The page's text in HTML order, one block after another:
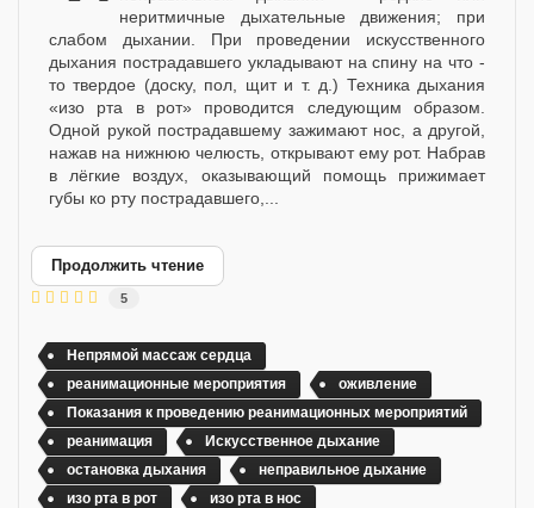
неритмичные дыхательные движения; при
слабом дыхании. При проведении искусственного
дыхания пострадавшего укладывают на спину на что -
то твердое (доску, пол, щит и т. д.) Техника дыхания
«изо рта в рот» проводится следующим образом.
Одной рукой пострадавшему зажимают нос, а другой,
нажав на нижнюю челюсть, открывают ему рот. Набрав
в лёгкие воздух, оказывающий помощь прижимает
губы ко рту пострадавшего,...
Продолжить чтение
5
Непрямой массаж сердца
реанимационные мероприятия
оживление
Показания к проведению реанимационных мероприятий
реанимация
Искусственное дыхание
остановка дыхания
неправильное дыхание
изо рта в рот
изо рта в нос